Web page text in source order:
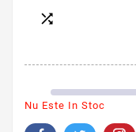

Nu Este In Stoc